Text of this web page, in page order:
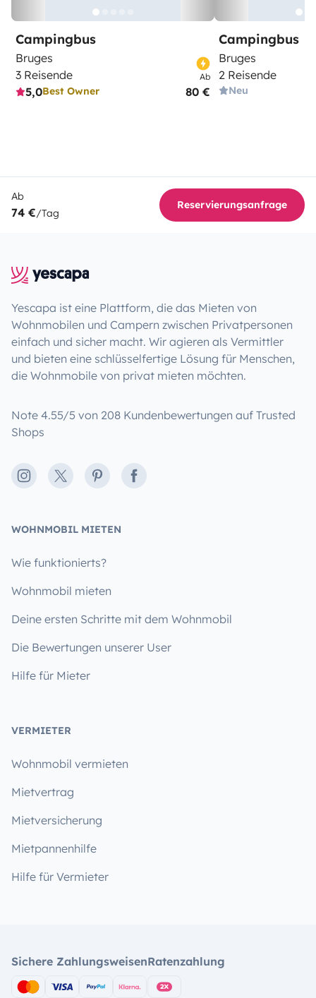
Campingbus
Bruges
3 Reisende
5,0Best Owner
Ab
80 €
Campingbus
Bruges
2 Reisende
Neu
Ab
74 €/Tag
Reservierungsanfrage
Yescapa ist eine Plattform, die das Mieten von
Wohnmobilen und Campern zwischen Privatpersonen
einfach und sicher macht. Wir agieren als Vermittler
und bieten eine schlüsselfertige Lösung für Menschen,
die Wohnmobile von privat mieten möchten.
Note 4.55/5 von 208 Kundenbewertungen auf Trusted
Shops
Instagram
X PinterestFacebook
WOHNMOBIL MIETEN
Wie funktionierts?
Wohnmobil mieten
Deine ersten Schritte mit dem Wohnmobil
Die Bewertungen unserer User
Hilfe für Mieter
VERMIETER
Wohnmobil vermieten
Mietvertrag
Mietversicherung
Mietpannenhilfe
Hilfe für Vermieter
Sichere ZahlungsweisenRatenzahlung